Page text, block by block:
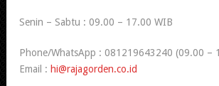
Senin – Sabtu : 09.00 – 17.00 WIB
Phone/WhatsApp : 081219643240 (09.00 –
Email : hi@rajagorden.co.id